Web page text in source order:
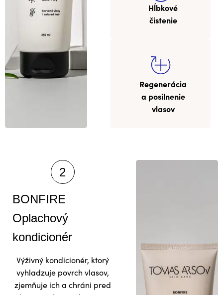
Hĺbkové
čistenie
Regenerácia
a posilnenie
vlasov
BONFIRE
Oplachový
kondicionér
Výživný kondicionér, ktorý
vyhladzuje povrch vlasov,
zjemňuje ich a chráni pred